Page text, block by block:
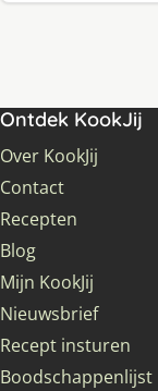
Ontdek KookJij
Over KookJij
Contact
Recepten
Blog
Mijn KookJij
Nieuwsbrief
Recept insturen
Boodschappenlijst